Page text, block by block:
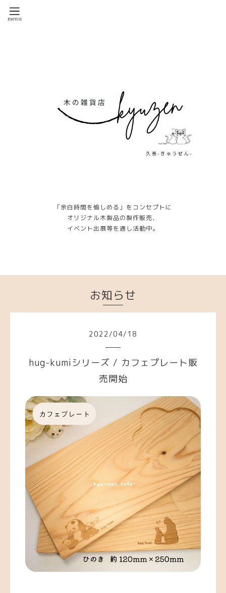
「余白時間を愉しめる」をコンセプトに
オリジナル木製品の製作販売、
イベント出展等を通し活動中。
お知らせ
2022/04/ 18
hug-kumiシリーズ / カフェプレート販
売開始